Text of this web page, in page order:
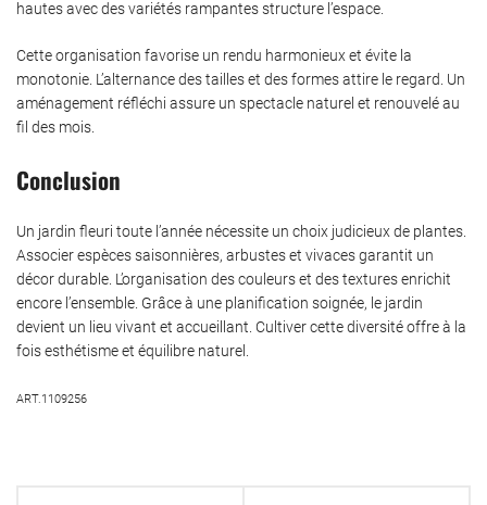
hautes avec des variétés rampantes structure l’espace.
Cette organisation favorise un rendu harmonieux et évite la
monotonie. L’alternance des tailles et des formes attire le regard. Un
aménagement réfléchi assure un spectacle naturel et renouvelé au
fil des mois.
Conclusion
Un jardin fleuri toute l’année nécessite un choix judicieux de plantes.
Associer espèces saisonnières, arbustes et vivaces garantit un
décor durable. L’organisation des couleurs et des textures enrichit
encore l’ensemble. Grâce à une planification soignée, le jardin
devient un lieu vivant et accueillant. Cultiver cette diversité offre à la
fois esthétisme et équilibre naturel.
ART.1109256